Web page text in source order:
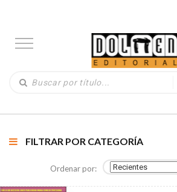
FILTRAR POR CATEGORÍA
Ordenar por: